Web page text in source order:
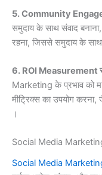
5. Community
समुदाय के साथ संवाद
रहना, जिससे समुदाय के साथ
6. ROI Measurement
Marketing के प्रभाव को
मीट्रिक्स का उपयोग करना,
।
Social Media Marketing
Social Media